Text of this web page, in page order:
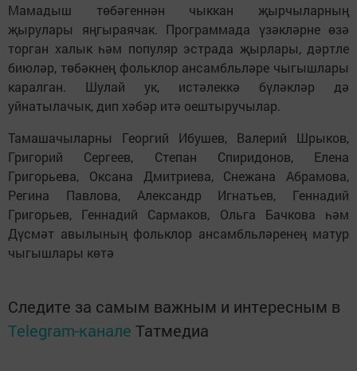
Мамадыш төбәгеннән чыккан җырчыларның
җырулары яңгыраячак. Программада үзәкләрне өзә
торган халык һәм популяр эстрада җырлары, дәртле
биюләр, төбәкнең фольклор ансамбльләре чыгышлары
каралган. Шулай ук, истәлеккә бүләкләр дә
уйнатылачык, дип хәбәр итә оештыручылар.
Тамашачыларны Георгий Ибушев, Валерий Шрыков,
Григорий Сергеев, Степан Спиридонов, Елена
Григорьева, Оксана Дмитриева, Снежана Абрамова,
Регина Павлова, Александр Игнатьев, Геннадий
Григорьев, Геннадий Сармаков, Ольга Бачкова һәм
Дүсмәт авылының фольклор ансамбльләренең матур
чыгышлары көтә
Следите за самым важным и интересным в
Telegram-канале Татмедиа